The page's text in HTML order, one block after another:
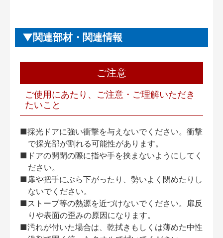
関連部材・関連情報
ご注意
ご使用にあたり、ご注意・ご理解いただき
たいこと
■採光ドアに強い衝撃を与えないでください。衝撃
で採光部が割れる可能性があります。
■ドアの開閉の際に指や手を挟まないようにしてく
ださい。
■扉や把手にぶら下がったり、勢いよく閉めたりし
ないでください。
■ストーブ等の熱源を近づけないでください。扉反
りや表面の歪みの原因になります。
■汚れが付いた場合は、乾拭きもしくは薄めた中性